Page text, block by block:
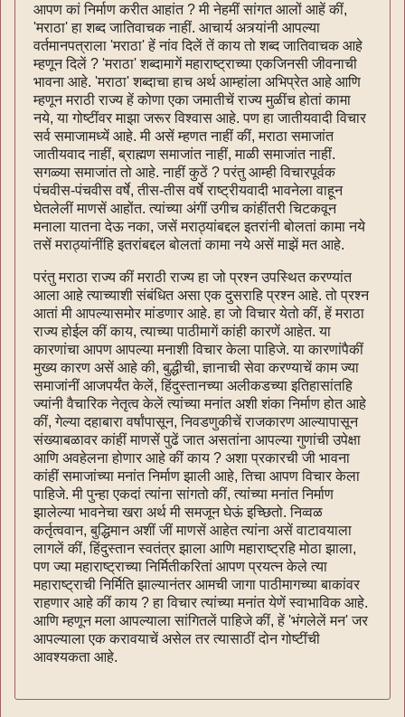
आपण कां निर्माण करीत आहांत ? मी नेहमीं सांगत आलों आहें कीं,
'मराठा' हा शब्द जातिवाचक नाहीं. आचार्य अत्र्यांनी आपल्या
वर्तमानपत्राला 'मराठा' हें नांव दिलें तें काय तो शब्द जातिवाचक आहे
म्हणून दिलें ? 'मराठा' शब्दामागें महाराष्ट्राच्या एकजिनसी जीवनाची
भावना आहे. 'मराठा' शब्दाचा हाच अर्थ आम्हांला अभिप्रेत आहे आणि
म्हणून मराठी राज्य हें कोणा एका जमातीचें राज्य मुळींच होतां कामा
नये, या गोष्टींवर माझा जरूर विश्वास आहे. पण हा जातीयवादी विचार
सर्व समाजामध्यें आहे. मी असें म्हणत नाहीं कीं, मराठा समाजांत
जातीयवाद नाहीं, ब्राह्मण समाजांत नाहीं, माळी समाजांत नाहीं.
सगळ्या समाजांत तो आहे. नाहीं कुठें ? परंतु आम्ही विचारपूर्वक
पंचवीस-पंचवीस वर्षे, तीस-तीस वर्षे राष्ट्रीयवादी भावनेला वाहून
घेतलेलीं माणसें आहोंत. त्यांच्या अंगीं उगीच कांहींतरी चिटकवून
मनाला यातना देऊ नका, जसें मराठ्यांबद्दल इतरांनी बोलतां कामा नये
तसें मराठ्यांनींहि इतरांबद्दल बोलतां कामा नये असें माझें मत आहे.
परंतु मराठा राज्य कीं मराठी राज्य हा जो प्रश्न उपस्थित करण्यांत
आला आहे त्याच्याशी संबंधित असा एक दुसराहि प्रश्न आहे. तो प्रश्न
आतां मी आपल्यासमोर मांडणार आहे. हा जो विचार येतो कीं, हें मराठा
राज्य होईल कीं काय, त्याच्या पाठीमागें कांही कारणें आहेत. या
कारणांचा आपण आपल्या मनाशी विचार केला पाहिजे. या कारणांपैकीं
मुख्य कारण असें आहे की, बुद्धीची, ज्ञानाची सेवा करण्याचें काम ज्या
समाजांनीं आजपर्यंत केलें, हिंदुस्तानच्या अलीकडच्या इतिहासांतहि
ज्यांनी वैचारिक नेतृत्व केलें त्यांच्या मनांत अशी शंका निर्माण होत आहे
कीं, गेल्या दहाबारा वर्षांपासून, निवडणुकीचें राजकारण आल्यापासून
संख्याबळावर कांहीं माणसें पुढें जात असतांना आपल्या गुणांची उपेक्षा
आणि अवहेलना होणार आहे कीं काय ? अशा प्रकारची जी भावना
कांहीं समाजांच्या मनांत निर्माण झाली आहे, तिचा आपण विचार केला
पाहिजे. मी पुन्हा एकदां त्यांना सांगतो कीं, त्यांच्या मनांत निर्माण
झालेल्या भावनेचा खरा अर्थ मी समजून घेऊं इच्छितो. निव्वळ
कर्तृत्ववान, बुद्धिमान अशीं जीं माणसें आहेत त्यांना असें वाटावयाला
लागलें कीं, हिंदुस्तान स्वतंत्र झाला आणि महाराष्ट्रहि मोठा झाला,
पण ज्या महाराष्ट्राच्या निर्मितीकरितां आपण प्रयत्न केले त्या
महाराष्ट्राची निर्मिति झाल्यानंतर आमची जागा पाठीमागच्या बाकांवर
राहणार आहे कीं काय ? हा विचार त्यांच्या मनांत येणें स्वाभाविक आहे.
आणि म्हणून मला आपल्याला सांगितलें पाहिजे कीं, हें 'भंगलेलें मन' जर
आपल्याला एक करावयाचें असेल तर त्यासाठीं दोन गोष्टींची
आवश्यकता आहे.